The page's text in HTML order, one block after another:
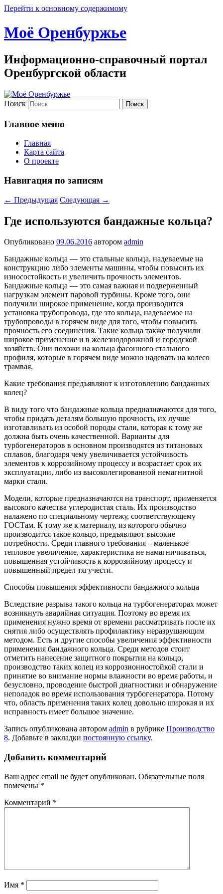
Перейти к основному содержимому
Моё Оренбуржье
Информационно-справочный портал
Оренбургской области
Поиск
Главное меню
Главная
Карта сайта
О проекте
Навигация по записям
← Предыдущая Следующая →
Где используются бандажные кольца?
Опубликовано 09.06.2016 автором admin
Бандажные кольца — это стальные кольца, надеваемые на
конструкцию либо элементы машины, чтобы повысить их
износостойкость и увеличить прочность элементов.
Бандажные кольца — это самая важная и подверженный
нагрузкам элемент паровой турбины. Кроме того, они
получили широкое применение, когда производится
установка трубопровода, где это кольца, надеваемое на
трубопроводы в горячем виде для того, чтобы повысить
прочность его соединения. Такие кольца также получили
широкое применение и в железнодорожной и городской
хозяйств. Они похожи на кольца фасонного стального
профиля, которые в горячем виде можно надевать на колесо
трамвая.
Какие требования предъявляют к изготовлению бандажных
колец?
В виду того что бандажные кольца предназначаются для того,
чтобы придать деталям большую прочность, их лучше
изготавливать из особой породы стали, которая к тому же
должна быть очень качественной. Варианты для
турбогенераторов в основном производятся из титановых
сплавов, благодаря чему увеличивается устойчивость
элементов к коррозийному процессу и возрастает срок их
эксплуатации, либо из высоколегированной немагнитной
марки стали.
Модели, которые предназначаются на транспорт, применяется
высокого качества углеродистая сталь. Их производство
налажено по специальному чертежу, соответствующему
ГОСТам. К тому же к материалу, из которого обычно
производится такое кольцо, предъявляют высокие
потребности. Среди главного требования – маленькое
тепловое увеличение, характеристика не намагничиваться,
повышенная устойчивость к коррозийному процессу и
повышенный предел тягучести.
Способы повышения эффективности бандажного кольца
Вследствие разрыва такого кольца на турбогенераторах может
возникнуть аварийная ситуация. Поэтому во время их
применения нужно время от времени рассматривать после их
снятия либо осуществлять профилактику неразрушающим
методом. Есть и другие способы увеличения эффективности
применения бандажного кольца. Среди методов стоит
отметить нанесение защитного покрытия на кольцо,
производство таких колец из коррозионностойкой стали и
принятие во внимание нормы влажности во время работы, и
безусловно, проводение быстрой диагностики и обнаружение
неполадок во время использования турбогенератора. Потому
что, область применения таких колец довольно широкая и их
исправность имеет большое значение.
Запись опубликована автором admin в рубрике Производство
8. Добавьте в закладки постоянную ссылку.
Добавить комментарий
Ваш адрес email не будет опубликован. Обязательные поля
помечены *
Комментарий *
Имя *